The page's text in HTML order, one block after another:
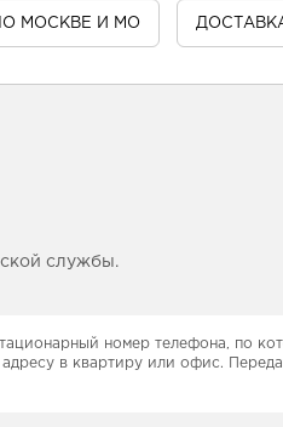
МОСКВЕ И МО
службы.
номер телефона, по
в квартиру или офис.